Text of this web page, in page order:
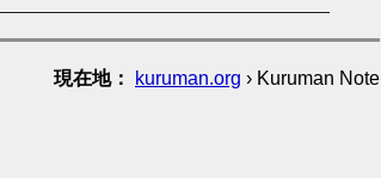
現在地 kuruman.org › Kuruman Note